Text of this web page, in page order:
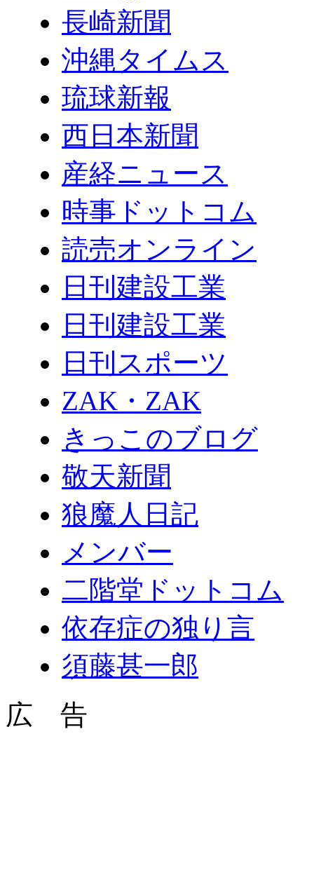
長崎新聞
沖縄タイムス
琉球新報
西日本新聞
産経ニュース
時事ドットコム
読売オンライン
日刊建設工業
日刊建設工業
日刊スポーツ
ZAK・ZAK
きっこのブログ
敬天新聞
狼魔人日記
メンバー
二階堂ドットコム
依存症の独り言
須藤甚一郎
広 告